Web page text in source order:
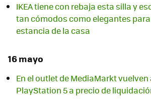
IKEA tiene con rebaja esta silla y
tan cómodos como elegantes
estancia de la casa
16 mayo
En el outlet de MediaMarkt
PlayStation 5 a precio de